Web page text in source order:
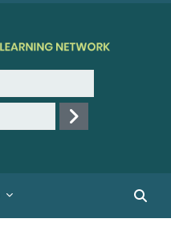
Đăng nhập
Tìm